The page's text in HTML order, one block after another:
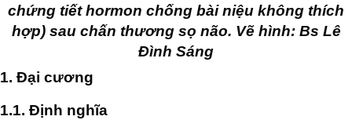
chứng tiết hormon chống bài niệu không thích
hợp) sau chấn thương sọ não. Vẽ hình: Bs Lê
Đình Sáng
1. Đại cương
1.1. Định nghĩa